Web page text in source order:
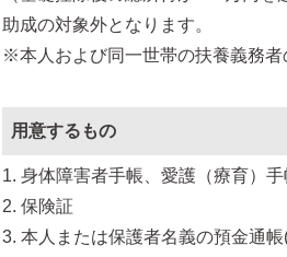
助成の対象外となります。
※本人および同一世帯の扶養義務者
用意するもの
身体障害者手帳、愛護（療育）
保険証
本人または保護者名義の預金通